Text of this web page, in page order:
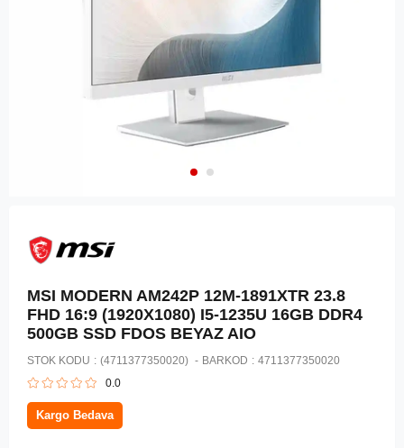
MSI MODERN AM242P 12M-1891XTR 23.8
FHD 16:9 (1920X1080) I5-1235U 16GB DDR4
500GB SSD FDOS BEYAZ AIO
STOK KODU (4711377350020) BARKOD : 4711377350020
0.0
Kargo Bedava